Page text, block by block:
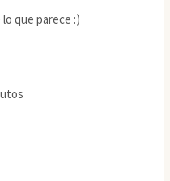
que parece :)